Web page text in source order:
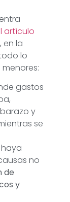
artículo
en la
lo
gastos
y
se
no
de
y